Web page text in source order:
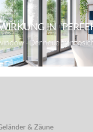
IN
- Der neue
& Zäune